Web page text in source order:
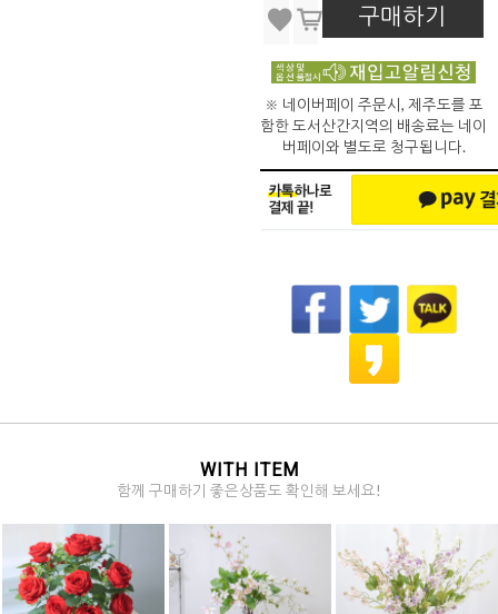
구매하기
※ 네이버페이 주문시, 제주도를 포
함한 도서산간지역의 배송료는 네이
버페이와 별도로 청구됩니다.
WITH ITEM
함께 구매하기 좋은상품도 확인해 보세요!